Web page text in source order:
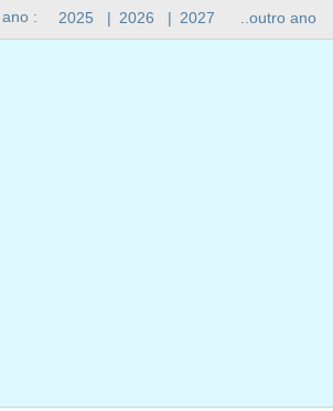
: 2025 | 2026 | 2027 ..outro ano